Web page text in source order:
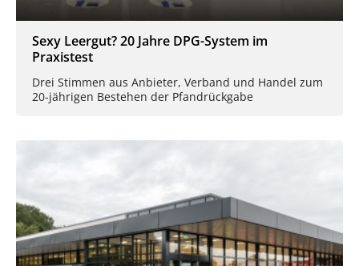
Sexy Leergut? 20 Jahre DPG-System im
Praxistest
Drei Stimmen aus Anbieter, Verband und Handel zum
20-jährigen Bestehen der Pfandrückgabe